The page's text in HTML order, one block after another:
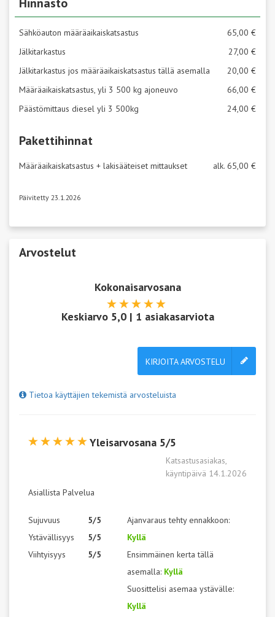
Sähköauton määräaikaiskatsastus
65,00 €
Jälkitarkastus
27,00 €
Jälkitarkastus jos määräaikaiskatsastus tällä asemalla
20,00 €
Määräaikaiskatsastus, yli 3 500 kg ajoneuvo
66,00 €
Päästömittaus diesel yli 3 500kg
24,00 €
Pakettihinnat
Määräaikaiskatsastus + lakisääteiset mittaukset alk. 65,00 €
Päivitetty 23.1.2026
Arvostelut
Kokonaisarvosana
Keskiarvo 5,0| 1 asiakasarviota
KIRJOITA ARVOSTELU
Tietoa käyttäjien tekemistä arvosteluista
Yleisarvosana 5/5
Katsastusasiakas,
käyntipäivä 14.1.2026
Asiallista Palvelua
Sujuvuus
Ystävällisyys
Viihtyisyys
5/5
5/5
5/5
Ajanvaraus tehty ennakkoon:
Kyllä
Ensimmäinen kerta tällä
asemalla: Kyllä
Suosittelisi asemaa ystävälle:
Kyllä